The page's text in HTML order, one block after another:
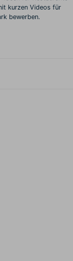
kurzen Videos für
bewerben.